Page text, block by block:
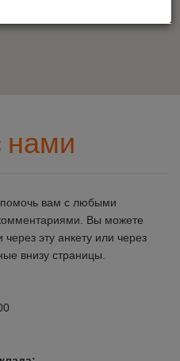
нами
вам с любыми
Вы можете
через эту анкету или через
внизу страницы.